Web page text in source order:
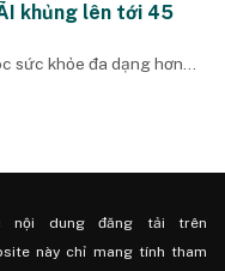
khủng lên tới 45
sức khỏe đa dạng hơn...
nội dung đăng tải trên
này chỉ mang tính tham